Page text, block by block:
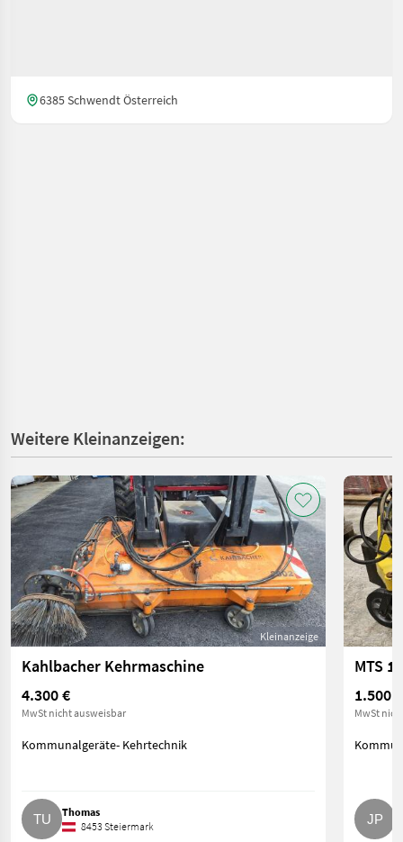
6385 Schwendt Österreich
Weitere Kleinanzeigen:
Kleinanzeige
Kahlbacher Kehrmaschine
4.300 €
MwSt nicht ausweisbar
Kommunalgeräte- Kehrtechnik
Thomas
8453 Steiermark
1.500 €
MwSt